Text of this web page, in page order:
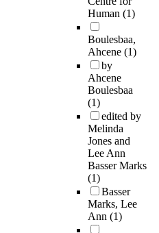
Human (1)
Boulesbaa,
Ahcene (1)
by
Ahcene
Boulesbaa
(1)
edited by
Melinda
Jones and
Lee Ann
Basser Marks
(1)
Basser
Marks, Lee
Ann (1)